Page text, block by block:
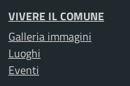
VIVERE IL COMUNE
Galleria immagini
Luoghi
Eventi